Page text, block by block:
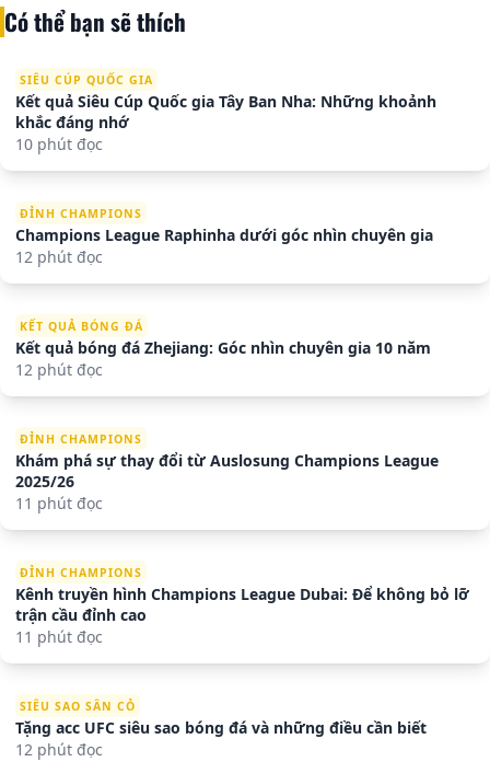
Có thể bạn sẽ thích
SIÊU CÚP QUỐC GIA
Kết quả Siêu Cúp Quốc gia Tây Ban Nha: Những khoảnh
khắc đáng nhớ
10 phút đọc
ĐỈNH CHAMPIONS
Champions League Raphinha dưới góc nhìn chuyên gia
12 phút đọc
KẾT QUẢ BÓNG ĐÁ
Kết quả bóng đá Zhejiang: Góc nhìn chuyên gia 10 năm
12 phút đọc
ĐỈNH CHAMPIONS
Khám phá sự thay đổi từ Auslosung Champions League
2025/26
11 phút đọc
ĐỈNH CHAMPIONS
Kênh truyền hình Champions League Dubai: Để không bỏ lỡ
trận cầu đỉnh cao
11 phút đọc
SIÊU SAO SÂN CỎ
Tặng acc UFC siêu sao bóng đá và những điều cần biết
12 phút đọc